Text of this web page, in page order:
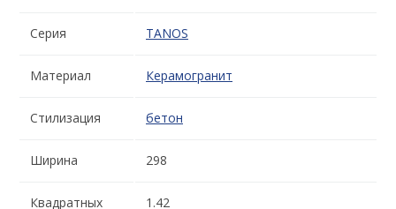
Серия TANOS
Материал Керамогранит
Стилизация бетон
Ширина 298
Квадратных
1.42